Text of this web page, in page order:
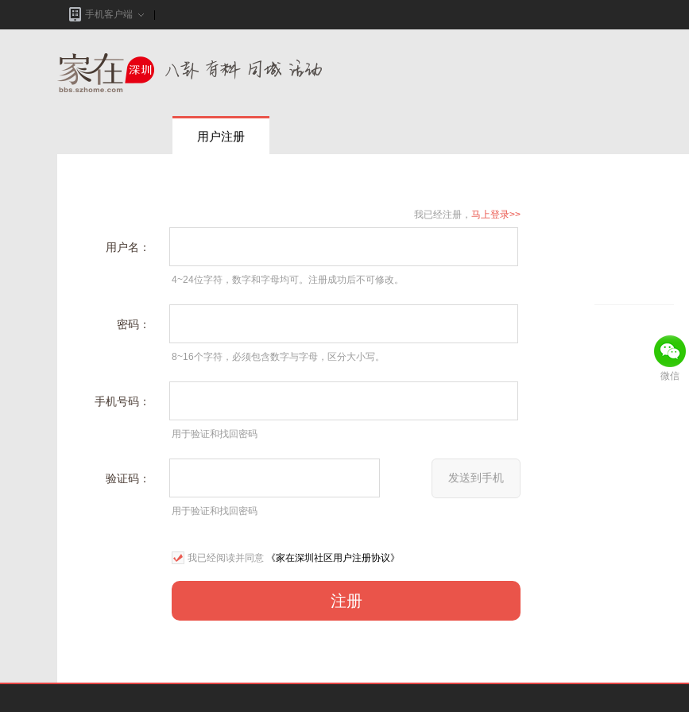
手机客户端
用户注册
我已经注册， 马上登录>>
用户名：
4~24位字符，数字和字母均可。注册成功后不可修改。
密码：
8~16个字符，必须包含数字与字母，区分大小写。
手机号码：
用于验证和找回密码
验证码： 发送到手机
用于验证和找回密码
我已经阅读并同意 《家在深圳社区用户注册协议》
注册
微信